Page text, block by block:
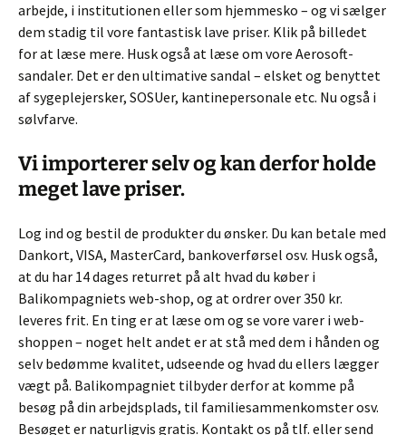
arbejde, i institutionen eller som hjemmesko – og vi sælger
dem stadig til vore fantastisk lave priser. Klik på billedet
for at læse mere. Husk også at læse om vore Aerosoft-
sandaler. Det er den ultimative sandal – elsket og benyttet
af sygeplejersker, SOSUer, kantinepersonale etc. Nu også i
sølvfarve.
Vi importerer selv og kan derfor holde
meget lave priser.
Log ind og bestil de produkter du ønsker. Du kan betale med
Dankort, VISA, MasterCard, bankoverførsel osv. Husk også,
at du har 14 dages returret på alt hvad du køber i
Balikompagniets web-shop, og at ordrer over 350 kr.
leveres frit. En ting er at læse om og se vore varer i web-
shoppen – noget helt andet er at stå med dem i hånden og
selv bedømme kvalitet, udseende og hvad du ellers lægger
vægt på. Balikompagniet tilbyder derfor at komme på
besøg på din arbejdsplads, til familiesammenkomster osv.
Besøget er naturligvis gratis. Kontakt os på tlf. eller send